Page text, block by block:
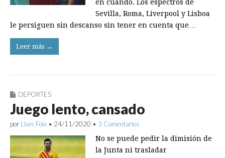
en cuando. Los espectros de
Sevilla, Roma, Liverpool y Lisboa
le persiguen sin descanso sin tener en cuenta que…
Leer más →
DEPORTES
Juego lento, cansado
por Lluís Foix • 24/11/2020 • 3 Comentarios
No se puede pedir la dimisión de
la Junta ni trasladar